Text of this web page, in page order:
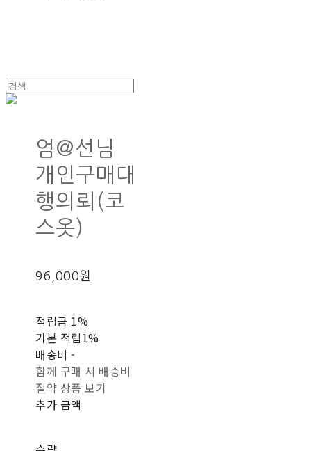
엄@선님
개인구매대
행의뢰(코
스옷)
96,000원
적립금 1%
기본 적립1%
배송비-
함께 구매 시 배송비
절약 상품 보기
추가 금액